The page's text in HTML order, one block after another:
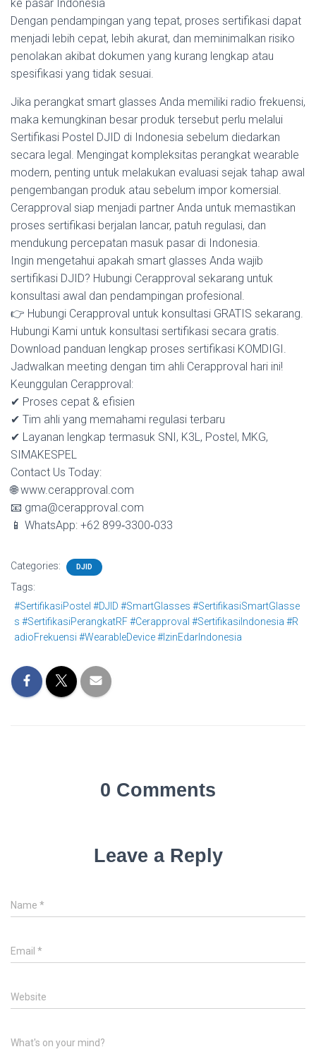
ke pasar Indonesia
Dengan pendampingan yang tepat, proses sertifikasi dapat
menjadi lebih cepat, lebih akurat, dan meminimalkan risiko
penolakan akibat dokumen yang kurang lengkap atau
spesifikasi yang tidak sesuai.
Jika perangkat smart glasses Anda memiliki radio frekuensi,
maka kemungkinan besar produk tersebut perlu melalui
Sertifikasi Postel DJID di Indonesia sebelum diedarkan
secara legal. Mengingat kompleksitas perangkat wearable
modern, penting untuk melakukan evaluasi sejak tahap awal
pengembangan produk atau sebelum impor komersial.
Cerapproval siap menjadi partner Anda untuk memastikan
proses sertifikasi berjalan lancar, patuh regulasi, dan
mendukung percepatan masuk pasar di Indonesia.
Ingin mengetahui apakah smart glasses Anda wajib
sertifikasi DJID? Hubungi Cerapproval sekarang untuk
konsultasi awal dan pendampingan profesional.
👉 Hubungi Cerapproval untuk konsultasi GRATIS sekarang.
Hubungi Kami untuk konsultasi sertifikasi secara gratis.
Download panduan lengkap proses sertifikasi KOMDIGI.
Jadwalkan meeting dengan tim ahli Cerapproval hari ini!
Keunggulan Cerapproval:
✔ Proses cepat & efisien
✔ Tim ahli yang memahami regulasi terbaru
✔ Layanan lengkap termasuk SNI, K3L, Postel, MKG,
SIMAKESPEL
Contact Us Today:
🌐 www.cerapproval.com
📧 gma@cerapproval.com
📱 WhatsApp: +62 899‑3300‑033
Categories: DJID
Tags:
#SertifikasiPostel #DJID #SmartGlasses #SertifikasiSmartGlasse
s #SertifikasiPerangkatRF #Cerapproval #SertifikasiIndonesia #R
adioFrekuensi #WearableDevice #IzinEdarIndonesia
0 Comments
Leave a Reply
Name *
Email *
Website
What's on your mind?